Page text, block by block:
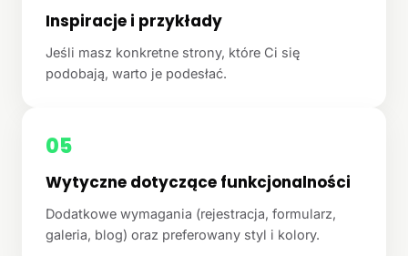
Inspiracje i przykłady
Jeśli masz konkretne strony, które Ci się
podobają, warto je podesłać.
05
Wytyczne dotyczące funkcjonalności
Dodatkowe wymagania (rejestracja, formularz,
galeria, blog) oraz preferowany styl i kolory.